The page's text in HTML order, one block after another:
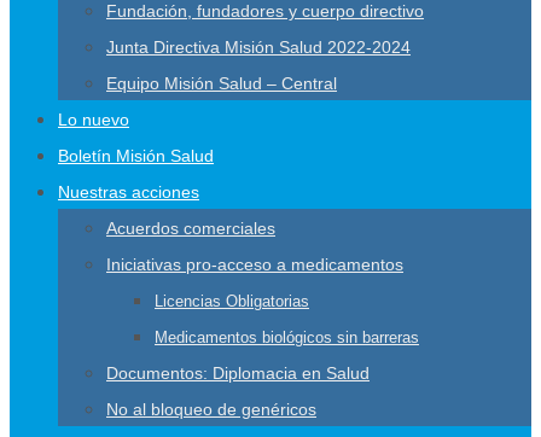
Fundación, fundadores y cuerpo directivo
Junta Directiva Misión Salud 2022-2024
Equipo Misión Salud – Central
Lo nuevo
Boletín Misión Salud
Nuestras acciones
Acuerdos comerciales
Iniciativas pro-acceso a medicamentos
Licencias Obligatorias
Medicamentos biológicos sin barreras
Documentos: Diplomacia en Salud
No al bloqueo de genéricos